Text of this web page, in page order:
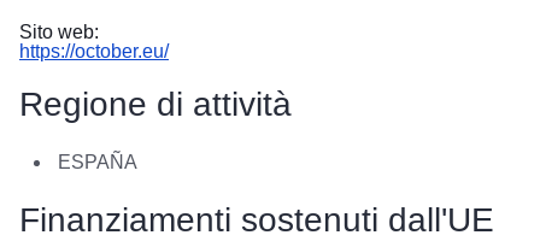
Sito web:
https://october.eu/
Regione di attività
ESPAÑA
Finanziamenti sostenuti dall'UE